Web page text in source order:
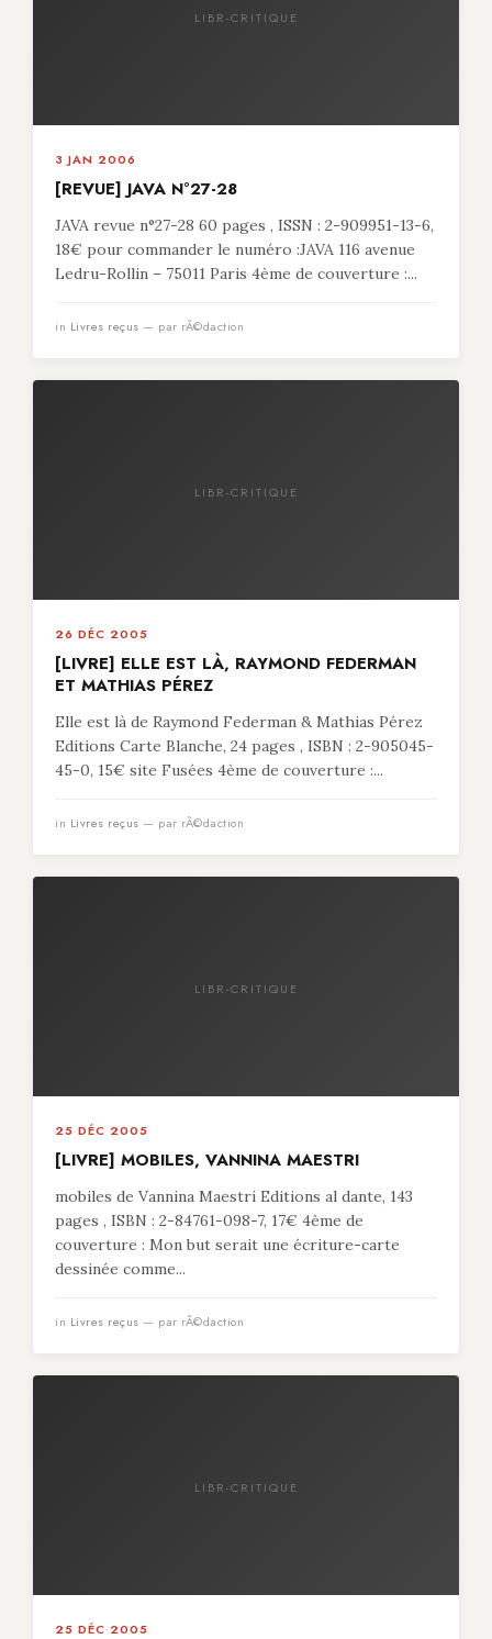
LIBR-CRITIQUE
3 JAN 2006
[REVUE] JAVA N°27-28
JAVA revue n°27-28 60 pages , ISSN : 2-909951-13-6,
18€ pour commander le numéro :JAVA 116 avenue
Ledru-Rollin – 75011 Paris 4ème de couverture :...
in Livres reçus — par rÃ©daction
LIBR-CRITIQUE
26 DÉC 2005
[LIVRE] ELLE EST LÀ, RAYMOND FEDERMAN
ET MATHIAS PÉREZ
Elle est là de Raymond Federman & Mathias Pérez
Editions Carte Blanche, 24 pages , ISBN : 2-905045-
45-0, 15€ site Fusées 4ème de couverture :...
in Livres reçus — par rÃ©daction
LIBR-CRITIQUE
25 DÉC 2005
[LIVRE] MOBILES, VANNINA MAESTRI
mobiles de Vannina Maestri Editions al dante, 143
pages , ISBN : 2-84761-098-7, 17€ 4ème de
couverture : Mon but serait une écriture-carte
dessinée comme...
in Livres reçus — par rÃ©daction
LIBR-CRITIQUE
25 DÉC 2005